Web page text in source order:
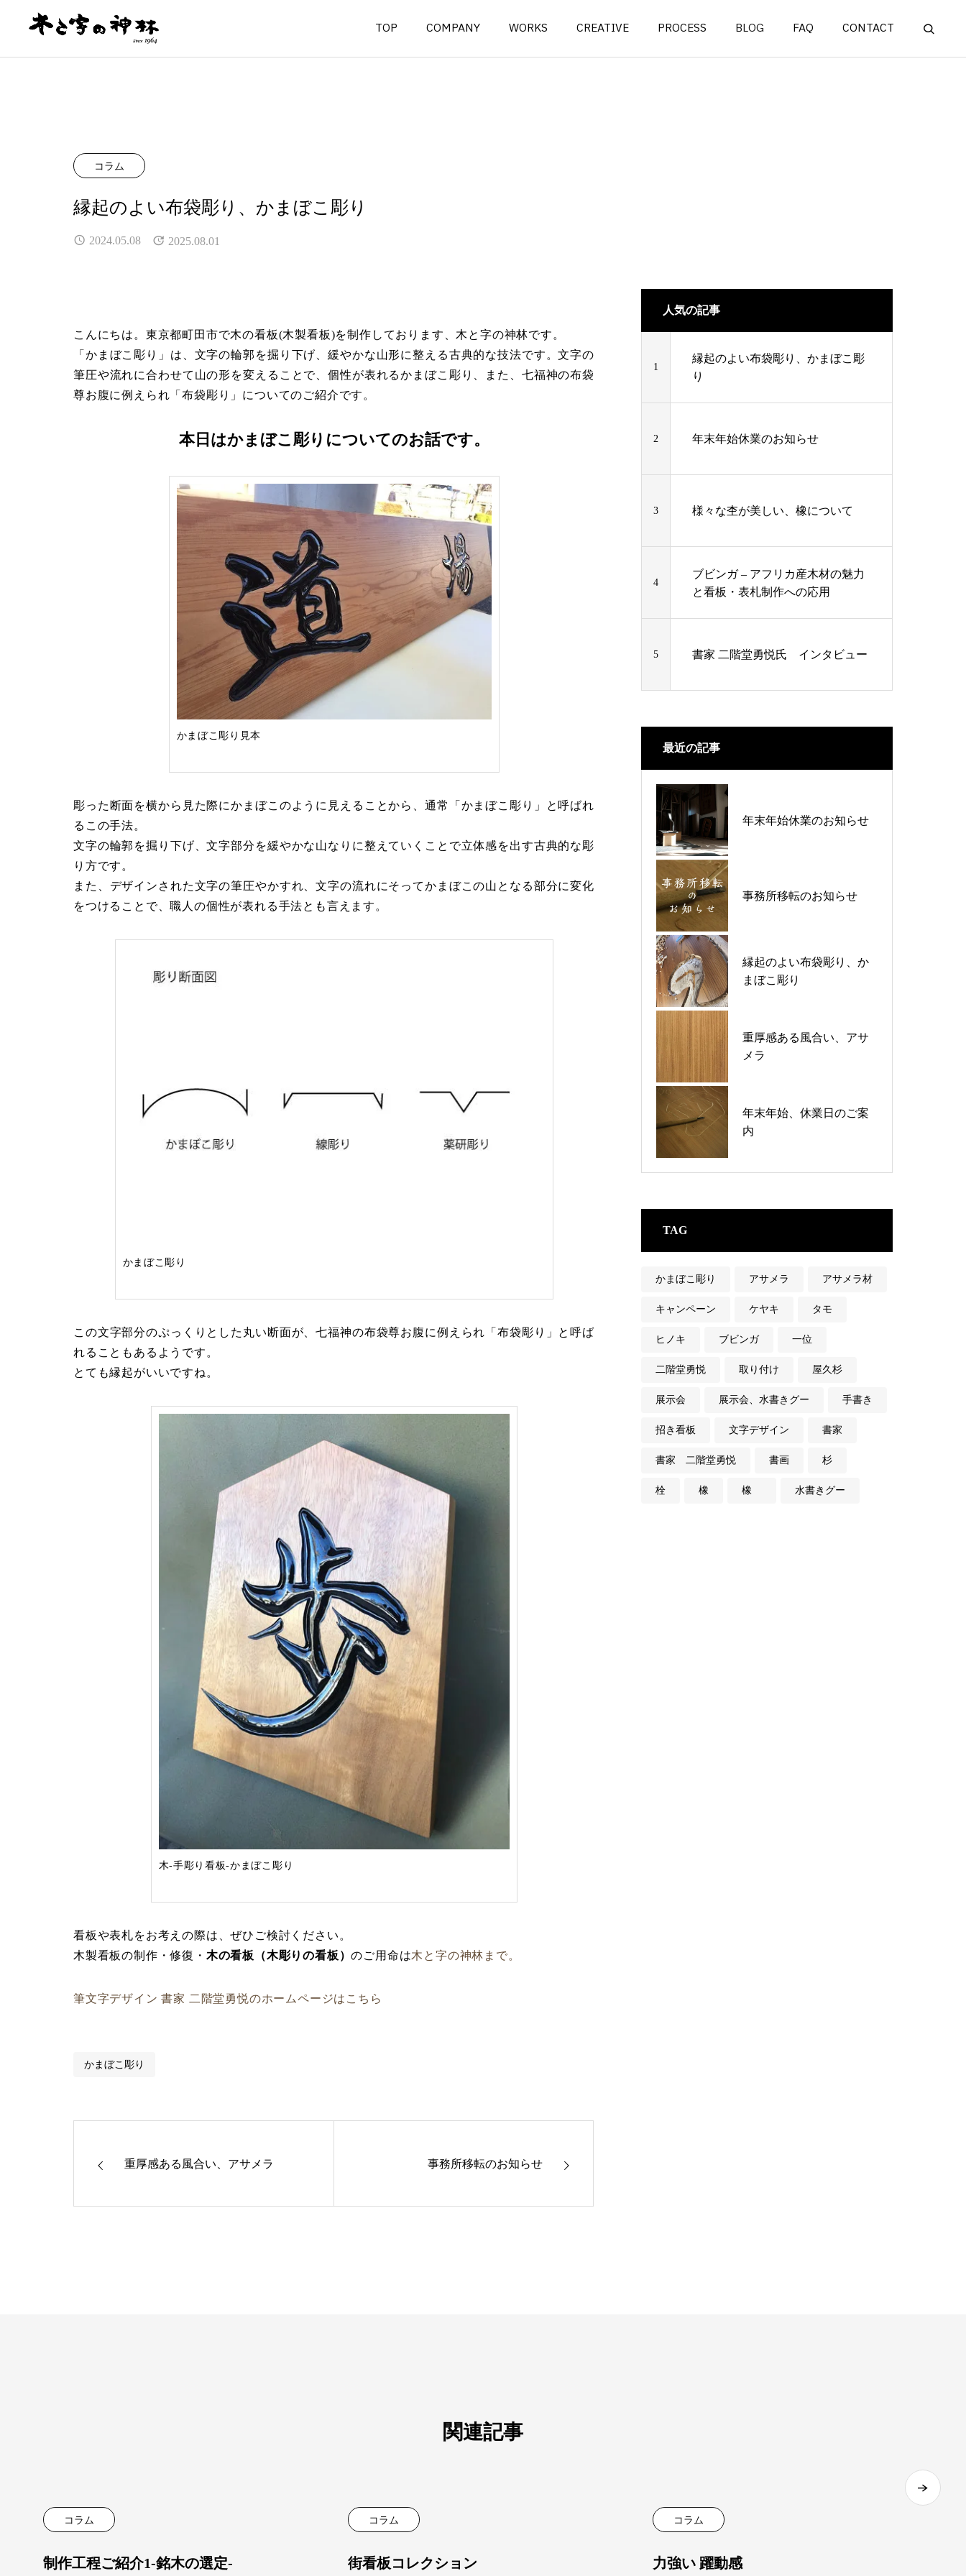
TOP COMPANY WORKS CREATIVE PROCESS BLOG FAQ CONTACT
コラム
縁起のよい布袋彫り、かまぼこ彫り
2024.05.08 2025.08.01
こんにちは。東京都町田市で木の看板(木製看板)を制作しております、木と字の神林です。
「かまぼこ彫り」は、文字の輪郭を掘り下げ、緩やかな山形に整える古典的な技法です。文字の
筆圧や流れに合わせて山の形を変えることで、個性が表れるかまぼこ彫り、また、七福神の布袋
尊お腹に例えられ「布袋彫り」についてのご紹介です。
本日はかまぼこ彫りについてのお話です。
かまぼこ彫り見本
彫った断面を横から見た際にかまぼこのように見えることから、通常「かまぼこ彫り」と呼ばれ
るこの手法。
文字の輪郭を掘り下げ、文字部分を緩やかな山なりに整えていくことで立体感を出す古典的な彫
り方です。
また、デザインされた文字の筆圧やかすれ、文字の流れにそってかまぼこの山となる部分に変化
をつけることで、職人の個性が表れる手法とも言えます。
かまぼこ彫り
この文字部分のぷっくりとした丸い断面が、七福神の布袋尊お腹に例えられ「布袋彫り」と呼ば
れることもあるようです。
とても縁起がいいですね。
木-手彫り看板-かまぼこ彫り
看板や表札をお考えの際は、ぜひご検討ください。
木製看板の制作・修復・ 木の看板（木彫りの看板）のご用命は木と字の神林まで。
筆文字デザイン 書家 二階堂勇悦のホームページはこちら
かまぼこ彫り
重厚感ある風合い、アサメラ 事務所移転のお知らせ
人気の記事
1
縁起のよい布袋彫り、かまぼこ彫
り
2 年末年始休業のお知らせ
3 様々な杢が美しい、橡について
4
ブビンガ – アフリカ産木材の魅力
と看板・表札制作への応用
5 書家 二階堂勇悦氏 インタビュー
最近の記事
年末年始休業のお知らせ
事務所移転のお知らせ
縁起のよい布袋彫り、か
まぼこ彫り
重厚感ある風合い、アサ
メラ
年末年始、休業日のご案
内
TAG
かまぼこ彫り アサメラ アサメラ材
キャンペーン ケヤキ タモ
ヒノキ ブビンガ 一位
二階堂勇悦 取り付け 屋久杉
展示会 展示会、水書きグー 手書き
招き看板 文字デザイン 書家
書家 二階堂勇悦 書画 杉
栓 橡 橡 水書きグー
関連記事
コラム
制作工程ご紹介1-銘木の選定-
コラム
街看板コレクション
コラム
力強い 躍動感